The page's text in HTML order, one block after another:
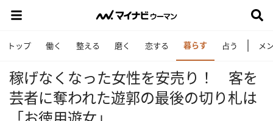
トップ 働く 整える 磨く 恋する 暮らす 占う メ
稼げなくなった女性を安売り！ 客を
芸者に奪われた遊郭の最後の切り札は